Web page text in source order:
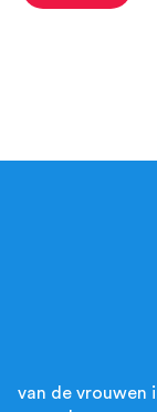
van de vrouwen